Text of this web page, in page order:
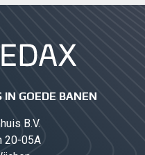
IN GOEDE BANEN
B.V.
20-05A